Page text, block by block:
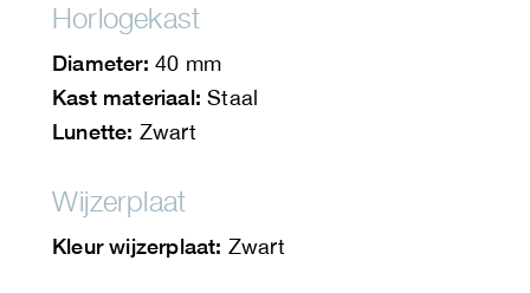
Horlogekast
Diameter: 40 mm
Kast materiaal: Staal
Lunette: Zwart
Wijzerplaat
Kleur wijzerplaat: Zwart